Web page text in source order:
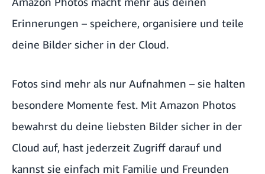
Erinnerungen – speichere, organisiere und teile
deine Bilder sicher in der Cloud.
Fotos sind mehr als nur Aufnahmen – sie halten
besondere Momente fest. Mit Amazon Photos
bewahrst du deine liebsten Bilder sicher in der
Cloud auf, hast jederzeit Zugriff darauf und
kannst sie einfach mit Familie und Freunden